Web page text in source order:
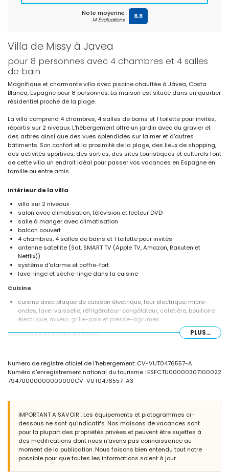
Villa de Missy à Javea
pour 8 personnes avec 4 chambres et 4 salles
de bain
Magnifique et charmante villa avec piscine chauffée à Jávea, Costa
Blanca, Espagne pour 8 personnes. La maison est située dans un quartier
résidentiel proche de la plage.
La villa comprend 4 chambres, 4 salles de bains et 1 toilette pour invités,
répartis sur 2 niveaux. L'hébergement offre un jardin avec du gravier et
des arbres ainsi que des vues splendides sur la mer et d'autres
bâtiments. Son confort et la proximité de la plage, des lieux de shopping,
des activités sportives, des sorties, des sites touristiques et culturels font
de cette villa un endroit idéal pour passer vos vacances en Espagne en
famille ou entre amis.
Intérieur de la villa
villa sur 2 niveaux
salon avec climatisation, télévision et lecteur DVD
salle à manger avec climatisation
balcon couvert
4 chambres, 4 salles de bains et 1 toilette pour invités
antenne satellite (Sat, SMART TV (Apple TV, Amazon, Rakuten et
Netflix))
système d'alarme et coffre-fort
lave-linge et sèche-linge dans la cuisine
Cuisine
cuisine avec plaque de cuisson électrique, four électrique, micro-
ondes, lave-vaisselle, réfrigérateur-congélateur, cafetière, bouilloire
électrique, mixeur, grille-pain et presse-agrumes
Chambres et salles de bains
1 chambre avec climatisation, 2 lits simples (mesurant 200 par 90
cm) et salle de bains en suite
salle de bains en suite avec combinaison baignoire/douche, bidet,
3 salles de bains en suite, chacune avec douche, toilette et sèche-
Extérieur de la villa
terrain clos
piscine privée chauffée mesurant 7,5m x 3,5m et 2m de profondeur
jardin avec gravier, arbres et mobilier de jardin avec transats
2 terrasses, dont 1 couverte
PLUS...
Numero de registre oficiel de l'hebergement: CV-VUT0476557-A
Numéro d'enregistrement national du tourisme : ESFCTU00000307100022
79470000000000000CV-VUT0476557-A3
IMPORTANT A SAVOIR : Les équipements et pictogrammes ci-
dessous ne sont qu'indicatifs. Nos maisons de vacances sont
pour la plupart des propriétés privées et peuvent être sujettes à
des modifications dont nous n'avons pas connaissance au
moment de la publication. Nous faisons bien entendu tout notre
possible pour que toutes les informations soient à jour.
Note moyenne
14 Évaluations 8,8